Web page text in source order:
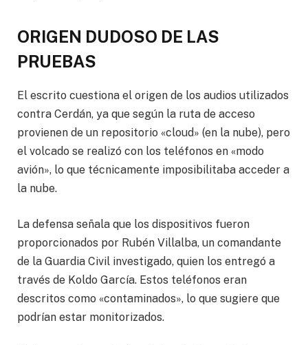
ORIGEN DUDOSO DE LAS
PRUEBAS
El escrito cuestiona el origen de los audios utilizados
contra Cerdán, ya que según la ruta de acceso
provienen de un repositorio «cloud» (en la nube), pero
el volcado se realizó con los teléfonos en «modo
avión», lo que técnicamente imposibilitaba acceder a
la nube.
La defensa señala que los dispositivos fueron
proporcionados por Rubén Villalba, un comandante
de la Guardia Civil investigado, quien los entregó a
través de Koldo García. Estos teléfonos eran
descritos como «contaminados», lo que sugiere que
podrían estar monitorizados.